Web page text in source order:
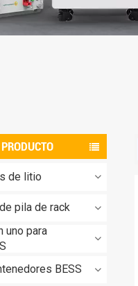
de litio
pila de rack
uno para
BESS